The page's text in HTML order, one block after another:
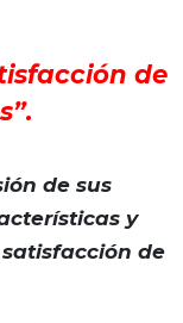
de
de sus
y
de